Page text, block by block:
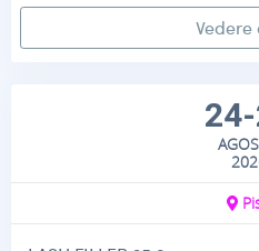
Vedere